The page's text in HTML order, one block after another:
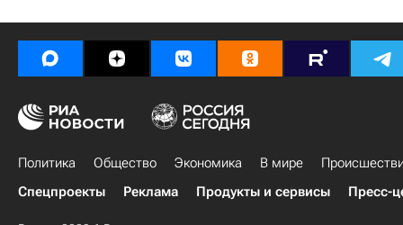
Политика Общество Экономика В мире
Спецпроекты
Реклама Продукты и сервисы Пресс-